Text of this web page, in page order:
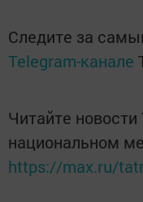
Следите за
Telegram-канале
Читайте новости
национальном
https://max.ru/